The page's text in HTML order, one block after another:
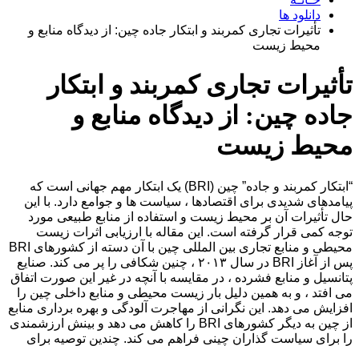
دانلود ها
تأثیرات تجاری کمربند و ابتکار جاده چین: از دیدگاه منابع و
محیط زیست
تأثیرات تجاری کمربند و ابتکار
جاده چین: از دیدگاه منابع و
محیط زیست
“ابتکار کمربند و جاده” چین (BRI) یک ابتکار مهم جهانی است که
پیامدهای شدیدی برای اقتصادها ، سیاست ها و جوامع دارد. با این
حال تأثیرات آن بر محیط زیست و استفاده از منابع طبیعی مورد
توجه کمی قرار گرفته است. این مقاله با ارزیابی اثرات زیست
محیطی و منابع تجاری بین المللی چین با آن دسته از کشورهای BRI
پس از آغاز BRI در سال ۲۰۱۳ ، چنین شکافی را پر می کند. صنایع
پتانسیل و منابع فشرده ، در مقایسه با آنچه در غیر این صورت اتفاق
می افتد ، و به همین دلیل بار زیست محیطی و منابع داخلی چین را
افزایش می دهد. این نگرانی از مهاجرت آلودگی و بهره برداری منابع
از چین به دیگر کشورهای BRI را کاهش می دهد و بینش ارزشمندی
را برای سیاست گذاران چینی فراهم می کند. چندین توصیه برای